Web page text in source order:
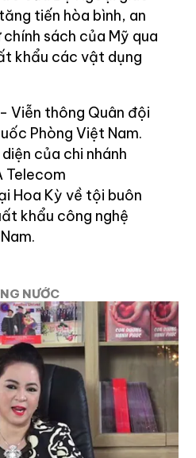
tiến hòa bình, an
sách của Mỹ qua
khẩu các vật dụng
Viễn thông Quân đội
Phòng Việt Nam.
của chi nhánh
Telecom
Hoa Kỳ về tội buôn
khẩu công nghệ
NƯỚC